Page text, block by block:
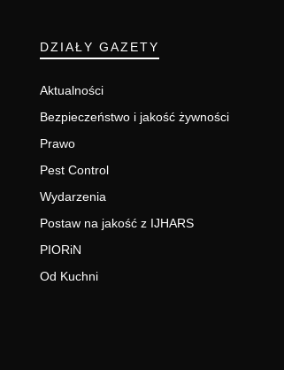
DZIAŁY GAZETY
Aktualności
Bezpieczeństwo i jakość żywności
Prawo
Pest Control
Wydarzenia
Postaw na jakość z IJHARS
PIORiN
Od Kuchni